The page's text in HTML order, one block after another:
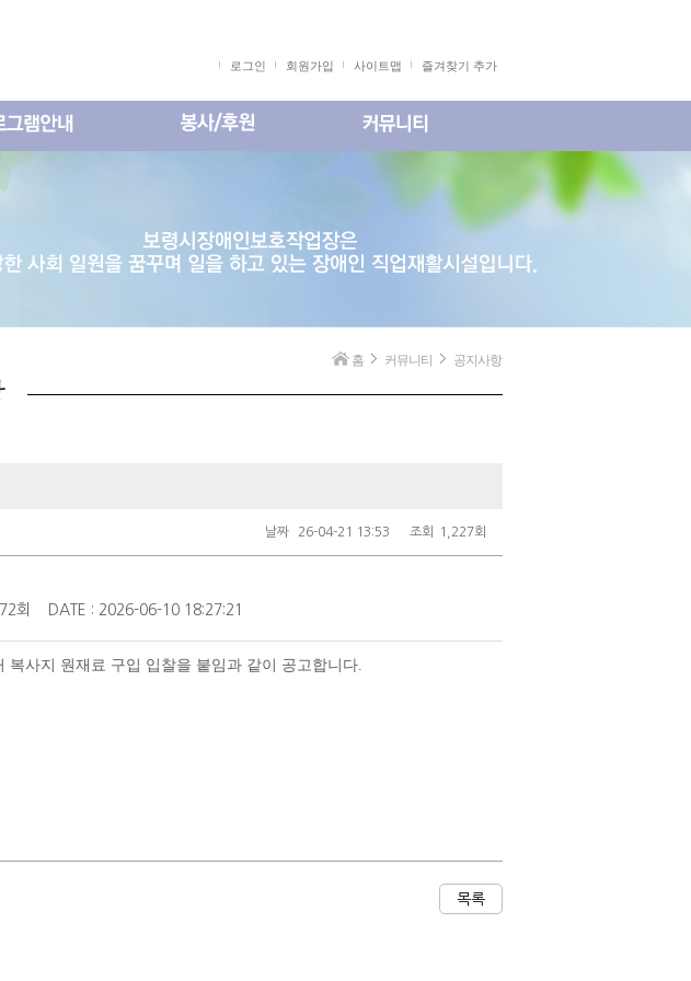
로그인 회원가입 사이트맵 즐겨찾기 추가
홈 커뮤니티 공지사항
날짜 26-04-21 13:53 조회 1,227회
72회 DATE : 2026-06-10 18:27:21
사지 원재료 구입 입찰을 붙임과 같이 공고합니다.
목록